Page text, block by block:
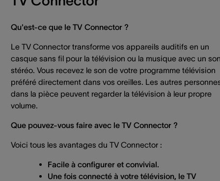
Qu'est-ce que le TV Connector ?
Le TV Connector transforme vos appareils auditifs en un
casque sans fil pour la télévision ou la musique avec un
stéréo. Vous recevez le son de votre programme télévision
préféré directement dans vos oreilles. Les autres
dans la pièce peuvent regarder la télévision à leur propre
volume.
Que pouvez-vous faire avec le TV Connector ?
Voici tous les avantages du TV Connector :
Facile à configurer et convivial.
Une fois connecté à votre télévision, le TV